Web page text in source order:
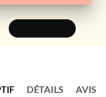
DÉTAILS AVIS